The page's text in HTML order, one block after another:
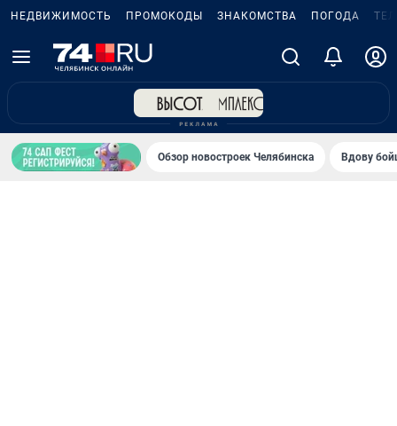
НЕДВИЖИМОСТЬ ПРОМОКОДЫ ЗНАКОМСТВА ПОГОДА
Обзор новостроек Челябинска Вдову